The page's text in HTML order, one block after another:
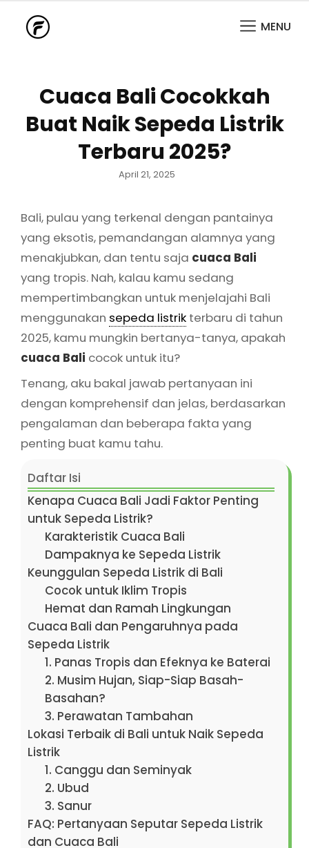
MENU
Cuaca Bali Cocokkah
Buat Naik Sepeda Listrik
Terbaru 2025?
Posted
April 21, 2025
Bali, pulau yang terkenal dengan pantainya
yang eksotis, pemandangan alamnya yang
menakjubkan, dan tentu saja cuaca Bali
yang tropis. Nah, kalau kamu sedang
mempertimbangkan untuk menjelajahi Bali
menggunakan sepeda listrik terbaru di tahun
2025, kamu mungkin bertanya-tanya, apakah
cuaca Bali cocok untuk itu?
Tenang, aku bakal jawab pertanyaan ini
dengan komprehensif dan jelas, berdasarkan
pengalaman dan beberapa fakta yang
penting buat kamu tahu.
Daftar Isi
Kenapa Cuaca Bali Jadi Faktor Penting
untuk Sepeda Listrik?
Karakteristik Cuaca Bali
Dampaknya ke Sepeda Listrik
Keunggulan Sepeda Listrik di Bali
Cocok untuk Iklim Tropis
Hemat dan Ramah Lingkungan
Cuaca Bali dan Pengaruhnya pada
Sepeda Listrik
1. Panas Tropis dan Efeknya ke Baterai
2. Musim Hujan, Siap-Siap Basah-
Basahan?
3. Perawatan Tambahan
Lokasi Terbaik di Bali untuk Naik Sepeda
Listrik
1. Canggu dan Seminyak
2. Ubud
3. Sanur
FAQ: Pertanyaan Seputar Sepeda Listrik
dan Cuaca Bali